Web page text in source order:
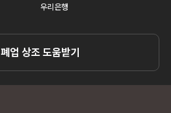
우리은행
폐업 상조 도움받기